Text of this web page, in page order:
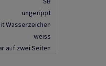
ungerippt
Wasserzeichen
weiss
auf zwei Seiten